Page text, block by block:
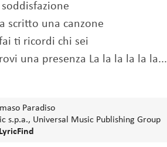
scritto una canzone
ti ricordi chi sei
una presenza La la la la la la...
Paradiso
s.p.a., Universal Music Publishing Group
LyricFind